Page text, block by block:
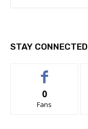
STAY CONNECTED
0
Fans